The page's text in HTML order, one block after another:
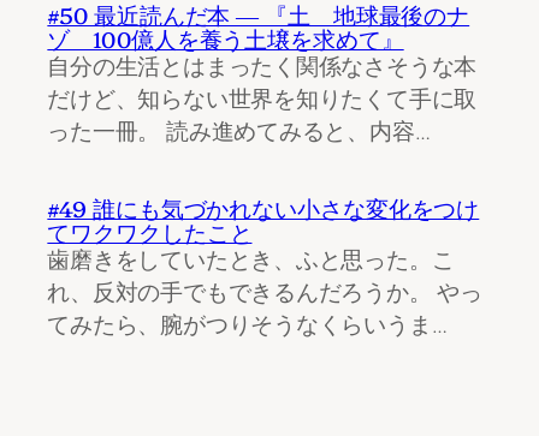
#50 最近読んだ本 ― 『土 地球最後のナ
ゾ 100億人を養う土壌を求めて』
自分の生活とはまったく関係なさそうな本
だけど、知らない世界を知りたくて手に取
った一冊。 読み進めてみると、内容…
#49 誰にも気づかれない小さな変化をつけ
てワクワクしたこと
歯磨きをしていたとき、ふと思った。こ
れ、反対の手でもできるんだろうか。 やっ
てみたら、腕がつりそうなくらいうま…